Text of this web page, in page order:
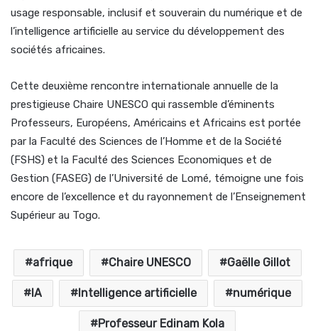
usage responsable, inclusif et souverain du numérique et de
l’intelligence artificielle au service du développement des
sociétés africaines.
Cette deuxième rencontre internationale annuelle de la
prestigieuse Chaire UNESCO qui rassemble d’éminents
Professeurs, Européens, Américains et Africains est portée
par la Faculté des Sciences de l’Homme et de la Société
(FSHS) et la Faculté des Sciences Economiques et de
Gestion (FASEG) de l’Université de Lomé, témoigne une fois
encore de l’excellence et du rayonnement de l’Enseignement
Supérieur au Togo.
afrique Chaire UNESCO Gaëlle Gillot
IA Intelligence artificielle numérique
Professeur Edinam Kola